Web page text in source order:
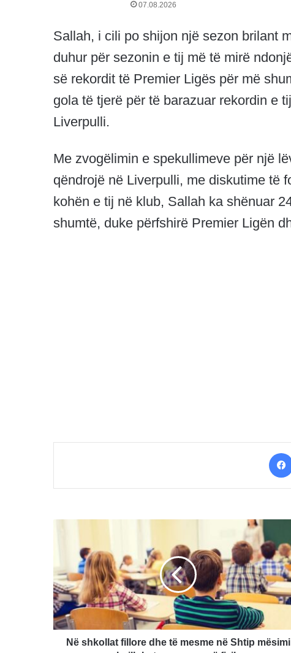
07.08.2026
Sallah, i cili po shijon një sezon brilant
duhur për sezonin e tij më të mirë
së rekordit të Premier Ligës për më
gola të tjerë për të barazuar rekordin e
Liverpulli.
Me zvogëlimin e spekullimeve për një
qëndrojë në Liverpulli, me diskutime të
kohën e tij në klub, Sallah ka shënuar
shumtë, duke përfshirë Premier Ligën
dhe
të
mesme
në
Shtip
mësimiNë shkollat ​​fillore dhe të mesme në Shtip mësimi